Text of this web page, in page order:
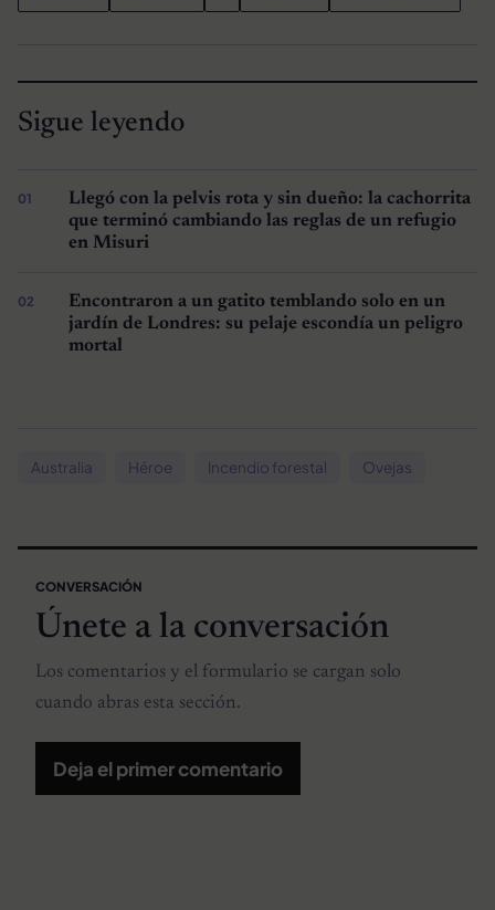
Sigue leyendo
Llegó con la pelvis rota y sin dueño: la cachorrita
que terminó cambiando las reglas de un refugio
en Misuri
Encontraron a un gatito temblando solo en un
jardín de Londres: su pelaje escondía un peligro
mortal
Australia Héroe Incendio forestal Ovejas
CONVERSACIÓN
Únete a la conversación
Los comentarios y el formulario se cargan solo
cuando abras esta sección.
Deja el primer comentario